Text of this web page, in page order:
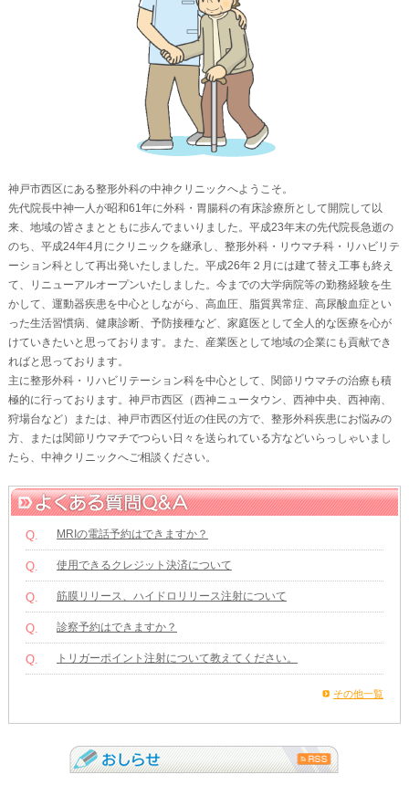
神戸市西区にある整形外科の中神クリニックへようこそ。
先代院長中神一人が昭和61年に外科・胃腸科の有床診療所として開院して以
来、地域の皆さまとともに歩んでまいりました。平成23年末の先代院長急逝の
のち、平成24年4月にクリニックを継承し、整形外科・リウマチ科・リハビリテ
ーション科として再出発いたしました。平成26年２月には建て替え工事も終え
て、リニューアルオープンいたしました。今までの大学病院等の勤務経験を生
かして、運動器疾患を中心としながら、高血圧、脂質異常症、高尿酸血症とい
った生活習慣病、健康診断、予防接種など、家庭医として全人的な医療を心が
けていきたいと思っております。また、産業医として地域の企業にも貢献でき
ればと思っております。
主に整形外科・リハビリテーション科を中心として、関節リウマチの治療も積
極的に行っております。神戸市西区（西神ニュータウン、西神中央、西神南、
狩場台など）または、神戸市西区付近の住民の方で、整形外科疾患にお悩みの
方、または関節リウマチでつらい日々を送られている方などいらっしゃいまし
たら、中神クリニックへご相談ください。
Q. MRIの電話予約はできますか？
Q. 使用できるクレジット決済について
Q. 筋膜リリース、ハイドロリリース注射について
Q. 診察予約はできますか？
Q. トリガーポイント注射について教えてください。
その他一覧